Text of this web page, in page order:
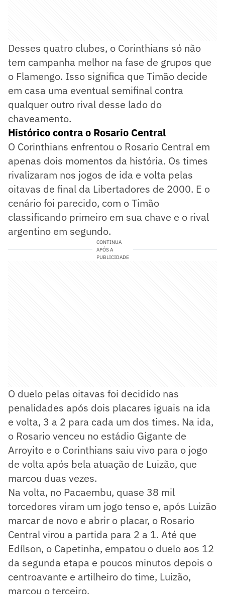
Desses quatro clubes, o Corinthians só não
tem campanha melhor na fase de grupos que
o Flamengo. Isso significa que Timão decide
em casa uma eventual semifinal contra
qualquer outro rival desse lado do
chaveamento.
Histórico contra o Rosario Central
O Corinthians enfrentou o Rosario Central em
apenas dois momentos da história. Os times
rivalizaram nos jogos de ida e volta pelas
oitavas de final da Libertadores de 2000. E o
cenário foi parecido, com o Timão
classificando primeiro em sua chave e o rival
argentino em segundo.
CONTINUA
APÓS A
PUBLICIDADE
O duelo pelas oitavas foi decidido nas
penalidades após dois placares iguais na ida
e volta, 3 a 2 para cada um dos times. Na ida,
o Rosario venceu no estádio Gigante de
Arroyito e o Corinthians saiu vivo para o jogo
de volta após bela atuação de Luizão, que
marcou duas vezes.
Na volta, no Pacaembu, quase 38 mil
torcedores viram um jogo tenso e, após Luizão
marcar de novo e abrir o placar, o Rosario
Central virou a partida para 2 a 1. Até que
Edílson, o Capetinha, empatou o duelo aos 12
da segunda etapa e poucos minutos depois o
centroavante e artilheiro do time, Luizão,
marcou o terceiro.